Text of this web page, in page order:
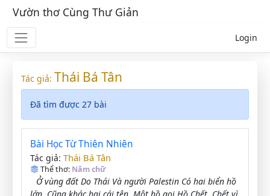
Vườn thơ Cùng Thư Giản
Login
Tác giả: Thái Bá Tân
Đã tìm được 27 bài
Bài Học Từ Thiên Nhiên
Tác giả: Thái Bá Tân
Thể thơ: Năm chữ
Ở vùng đất Do Thái Và người Palestin Có hai biển hồ